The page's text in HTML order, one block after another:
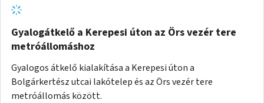
Gyalogátkelő a Kerepesi úton az Örs vezér tere
metróállomáshoz
Gyalogos átkelő kialakítása a Kerepesi úton a
Bolgárkertész utcai lakótelep és az Örs vezér tere
metróállomás között.